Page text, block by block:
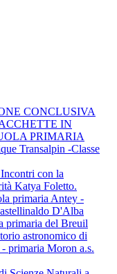
CONCLUSIVA
IN
PRIMARIA
Transalpin -Classe
con la
Katya Foletto.
primaria Antey -
D'Alba
primaria del Breuil
astronomico di
primaria Moron a.s.